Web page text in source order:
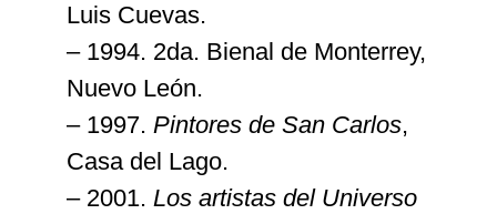
Luis Cuevas.
– 1994. 2da. Bienal de Monterrey,
Nuevo León.
– 1997. Pintores de San Carlos,
Casa del Lago.
– 2001. Los artistas del Universo